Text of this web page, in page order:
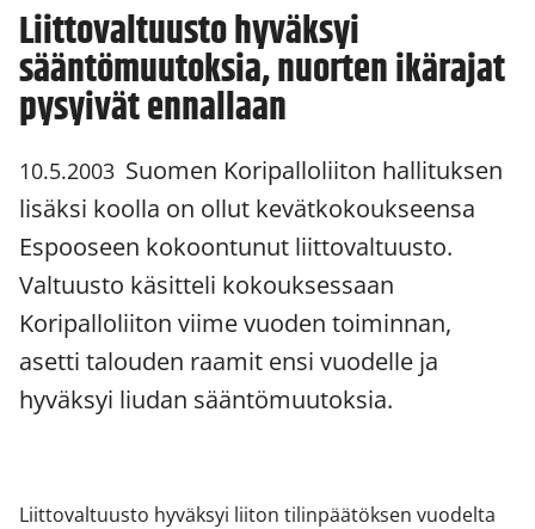
Liittovaltuusto hyväksyi
sääntömuutoksia, nuorten ikärajat
pysyivät ennallaan
10.5.2003 Suomen Koripalloliiton hallituksen
lisäksi koolla on ollut kevätkokoukseensa
Espooseen kokoontunut liittovaltuusto.
Valtuusto käsitteli kokouksessaan
Koripalloliiton viime vuoden toiminnan,
asetti talouden raamit ensi vuodelle ja
hyväksyi liudan sääntömuutoksia.
Liittovaltuusto hyväksyi liiton tilinpäätöksen vuodelta